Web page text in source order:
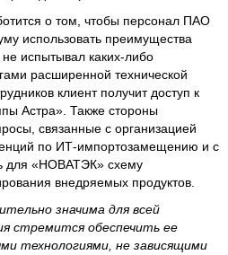
о том, чтобы персонал ПАО
использовать преимущества
испытывал каких-либо
расширенной технической
клиент получит доступ к
Астра». Также стороны
связанные с организацией
по ИТ-импортозамещению и с
для «НОВАТЭК» схему
внедряемых продуктов.
значима для всей
стремится обеспечить ее
технологиями, не зависящими